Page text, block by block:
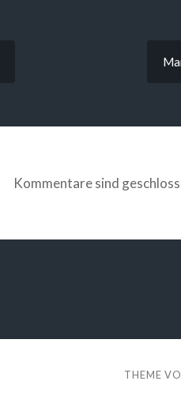
Kommentare sind
THEME